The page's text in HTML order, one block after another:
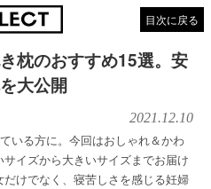
目次に戻る
枕のおすすめ15選。安
大公開
2021.12.10
いる方に。今回はおしゃれ＆かわ
イズから大きいサイズまでお届け
けでなく、寝苦しさを感じる妊婦